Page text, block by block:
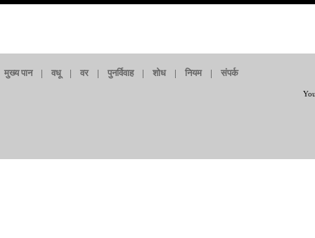
मुख्य पान | वधू | वर | पुनर्विवाह | शोध | नियम | संपर्क